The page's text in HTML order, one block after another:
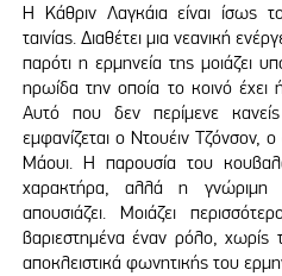
Η Κάθριν Λαγκάια είναι ίσως
ταινίας. Διαθέτει μια νεανική
παρότι η ερμηνεία της μοιάζει
ηρωίδα την οποία το κοινό
Αυτό που δεν περίμενε
εμφανίζεται ο Ντουέιν Τζόνσον,
Μάουι. Η παρουσία του
χαρακτήρα, αλλά η γνώριμη
απουσιάζει. Μοιάζει
βαριεστημένα έναν ρόλο, χωρίς
αποκλειστικά φωνητικής του